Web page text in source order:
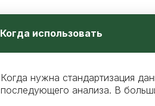
Когда использовать
Когда нужна стандартизация
последующего анализа. В